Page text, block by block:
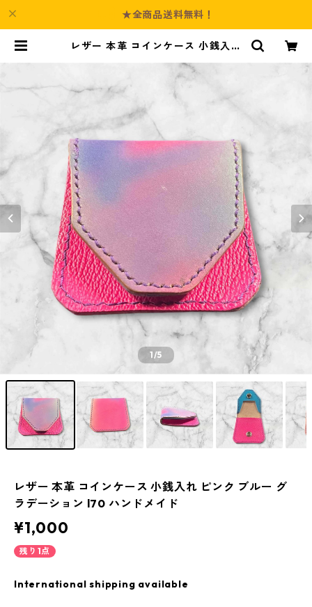
★全商品送料無料！
レザー 本革 コインケース 小銭入れ
ハンドメイド | Culture-Booth
1/5
レザー 本革 コインケース 小銭入れ ピンク ブルー グ
ラデーション l70 ハンドメイド
¥1,000
残り1点
International shipping available